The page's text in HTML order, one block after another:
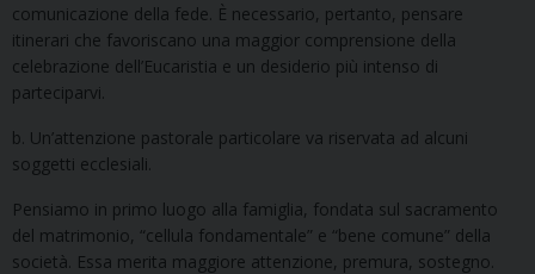
comunicazione della fede. È necessario, pertanto, pensare
itinerari che favoriscano una maggior comprensione della
celebrazione dell’Eucaristia e un desiderio più intenso di
parteciparvi.
b. Un’attenzione pastorale particolare va riservata ad alcuni
soggetti ecclesiali.
Pensiamo in primo luogo alla famiglia, fondata sul sacramento
del matrimonio, “cellula fondamentale” e “bene comune” della
società. Essa merita maggiore attenzione, premura, sostegno.